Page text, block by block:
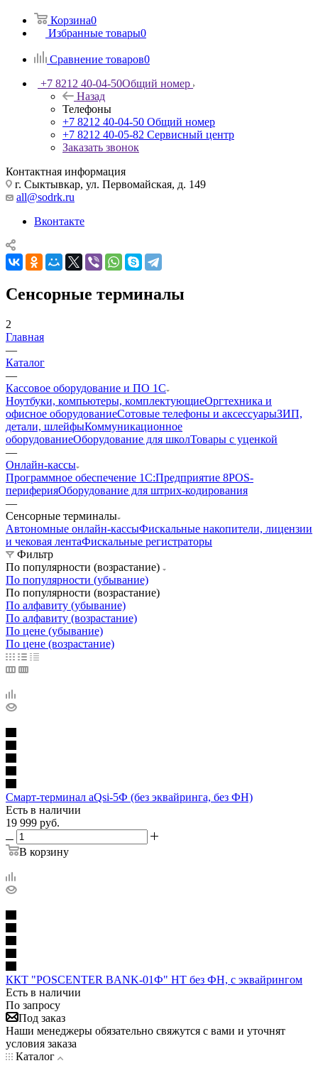
Корзина0
Избранные товары0
Сравнение товаров0
+7 8212 40-04-50Общий номер
Назад
Телефоны
+7 8212 40-04-50 Общий номер
+7 8212 40-05-82 Сервисный центр
Заказать звонок
Контактная информация
г. Сыктывкар, ул. Первомайская, д. 149
all@sodrk.ru
Вконтакте
Сенсорные терминалы
2
Главная
—
Каталог
—
Кассовое оборудование и ПО 1С
Ноутбуки, компьютеры, комплектующиеОргтехника и
офисное оборудованиеСотовые телефоны и аксессуарыЗИП,
детали, шлейфыКоммуникационное
оборудованиеОборудование для школТовары с уценкой
—
Онлайн-кассы
Программное обеспечение 1С:Предприятие 8POS-
периферияОборудование для штрих-кодирования
—
Сенсорные терминалы
Автономные онлайн-кассыФискальные накопители, лицензии
и чековая лентаФискальные регистраторы
Фильтр
По популярности (возрастание)
По популярности (убывание)
По популярности (возрастание)
По алфавиту (убывание)
По алфавиту (возрастание)
По цене (убывание)
По цене (возрастание)
Смарт-терминал aQsi-5Ф (без эквайринга, без ФН)
Есть в наличии
19 999 руб.
В корзину
ККТ "POSCENTER BANK-01Ф" НТ без ФН, с эквайрингом
Есть в наличии
По запросу
Под заказ
Наши менеджеры обязательно свяжутся с вами и уточнят
условия заказа
Каталог